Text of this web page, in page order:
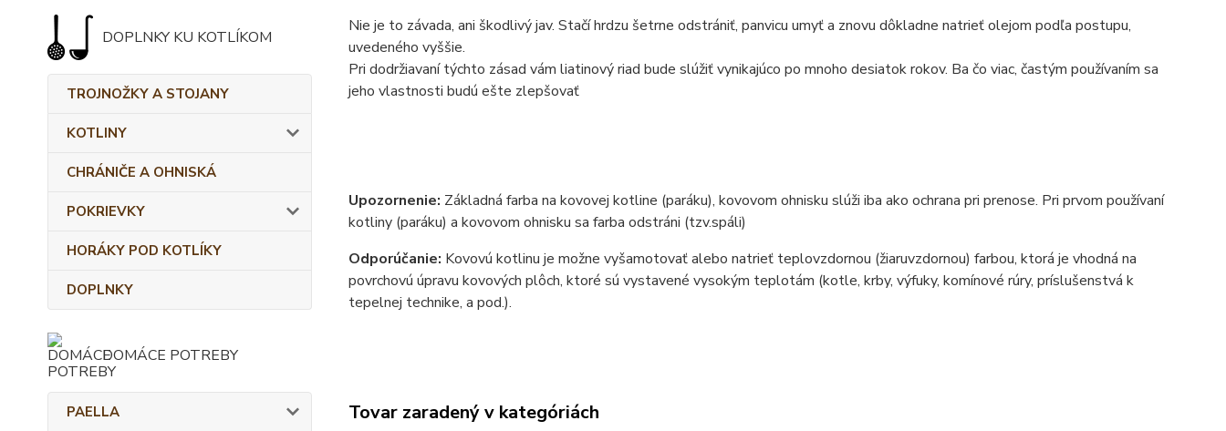
DOPLNKY KU KOTLÍKOM
TROJNOŽKY A STOJANY
KOTLINY
CHRÁNIČE A OHNISKÁ
POKRIEVKY
HORÁKY POD KOTLÍKY
DOPLNKY
DOMÁCE POTREBY
PAELLA
Nie je to závada, ani škodlivý jav. Stačí hrdzu šetrne odstrániť, panvicu umyť a znovu dôkladne natrieť olejom podľa postupu,
uvedeného vyššie.
Pri dodržiavaní týchto zásad vám liatinový riad bude slúžiť vynikajúco po mnoho desiatok rokov. Ba čo viac, častým používaním sa
jeho vlastnosti budú ešte zlepšovať
Upozornenie: Základná farba na kovovej kotline (paráku), kovovom ohnisku slúži iba ako ochrana pri prenose. Pri prvom používaní
kotliny (paráku) a kovovom ohnisku sa farba odstráni (tzv.spáli)
Odporúčanie: Kovovú kotlinu je možne vyšamotovať alebo natrieť teplovzdornou (žiaruvzdornou) farbou, ktorá je vhodná na
povrchovú úpravu kovových plôch, ktoré sú vystavené vysokým teplotám (kotle, krby, výfuky, komínové rúry, príslušenstvá k
tepelnej technike, a pod.).
Tovar zaradený v kategóriách